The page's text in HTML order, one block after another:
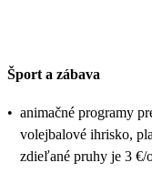
Šport a zábava
• animačné programy
volejbalové ihrisko,
zdieľané pruhy je 3 €/